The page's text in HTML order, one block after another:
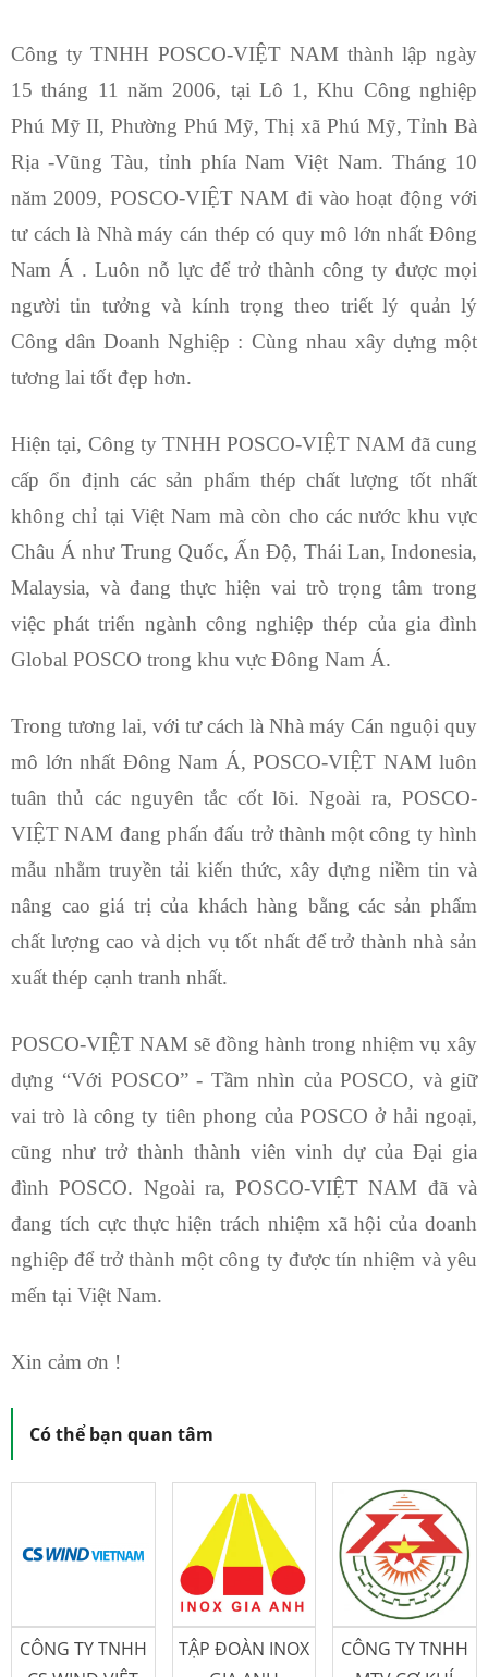
Công ty TNHH POSCO-VIỆT NAM thành lập ngày
15 tháng 11 năm 2006, tại Lô 1, Khu Công nghiệp
Phú Mỹ II, Phường Phú Mỹ, Thị xã Phú Mỹ, Tỉnh Bà
Rịa -Vũng Tàu, tỉnh phía Nam Việt Nam. Tháng 10
năm 2009, POSCO-VIỆT NAM đi vào hoạt động với
tư cách là Nhà máy cán thép có quy mô lớn nhất Đông
Nam Á . Luôn nỗ lực để trở thành công ty được mọi
người tin tưởng và kính trọng theo triết lý quản lý
Công dân Doanh Nghiệp : Cùng nhau xây dựng một
tương lai tốt đẹp hơn.
Hiện tại, Công ty TNHH POSCO-VIỆT NAM đã cung
cấp ổn định các sản phẩm thép chất lượng tốt nhất
không chỉ tại Việt Nam mà còn cho các nước khu vực
Châu Á như Trung Quốc, Ấn Độ, Thái Lan, Indonesia,
Malaysia, và đang thực hiện vai trò trọng tâm trong
việc phát triển ngành công nghiệp thép của gia đình
Global POSCO trong khu vực Đông Nam Á.
Trong tương lai, với tư cách là Nhà máy Cán nguội quy
mô lớn nhất Đông Nam Á, POSCO-VIỆT NAM luôn
tuân thủ các nguyên tắc cốt lõi. Ngoài ra, POSCO-
VIỆT NAM đang phấn đấu trở thành một công ty hình
mẫu nhằm truyền tải kiến ​​thức, xây dựng niềm tin và
nâng cao giá trị của khách hàng bằng các sản phẩm
chất lượng cao và dịch vụ tốt nhất để trở thành nhà sản
xuất thép cạnh tranh nhất.
POSCO-VIỆT NAM sẽ đồng hành trong nhiệm vụ xây
dựng “Với POSCO” - Tầm nhìn của POSCO, và giữ
vai trò là công ty tiên phong của POSCO ở hải ngoại,
cũng như trở thành thành viên vinh dự của Đại gia
đình POSCO. Ngoài ra, POSCO-VIỆT NAM đã và
đang tích cực thực hiện trách nhiệm xã hội của doanh
nghiệp để trở thành một công ty được tín nhiệm và yêu
mến tại Việt Nam.
Xin cảm ơn !
Có thể bạn quan tâm
CÔNG TY TNHH
TẬP ĐOÀN INOX
CÔNG TY TNHH